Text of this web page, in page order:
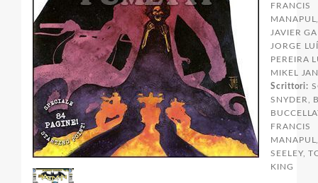
FRANCIS
JAVIER
JORGE
PEREIRA
MIKEL
Scrittori:
SNYDER,
FRANCIS
SEELEY,
KING